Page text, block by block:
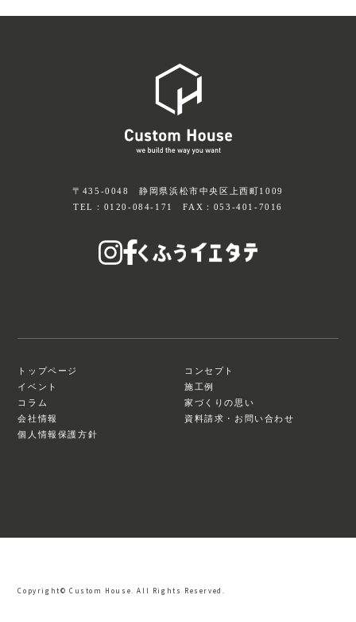
〒435-0048 静岡県浜松市中央区上西町1009
TEL： 0120-084-171 FAX：053-401-7016
トップページ
コンセプト
イベント
施工例
コラム
家づくりの思い
会社情報
資料請求・お問い合わせ
個人情報保護方針
Copyright© Custom House. All Rights Reserved.